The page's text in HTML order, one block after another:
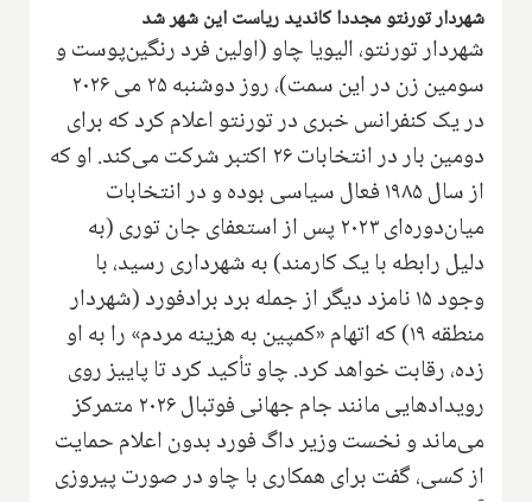
شهردار تورنتو مجددا کاندید ریاست این شهر شد
شهردار تورنتو، الیویا چاو (اولین فرد رنگین‌پوست و
سومین زن در این سمت)، روز دوشنبه ۲۵ می ۲۰۲۶
در یک کنفرانس خبری در تورنتو اعلام کرد که برای
دومین بار در انتخابات ۲۶ اکتبر شرکت می‌کند. او که
از سال ۱۹۸۵ فعال سیاسی بوده و در انتخابات
میان‌دوره‌ای ۲۰۲۳ پس از استعفای جان توری (به
دلیل رابطه با یک کارمند) به شهرداری رسید، با
وجود ۱۵ نامزد دیگر از جمله برد برادفورد (شهردار
منطقه ۱۹) که اتهام «کمپین به هزینه مردم» را به او
زده، رقابت خواهد کرد. چاو تأکید کرد تا پاییز روی
رویدادهایی مانند جام جهانی فوتبال ۲۰۲۶ متمرکز
می‌ماند و نخست وزیر داگ فورد بدون اعلام حمایت
از کسی، گفت برای همکاری با چاو در صورت پیروزی